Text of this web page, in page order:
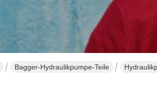
Bagger-Hydraulikpumpe-Teile